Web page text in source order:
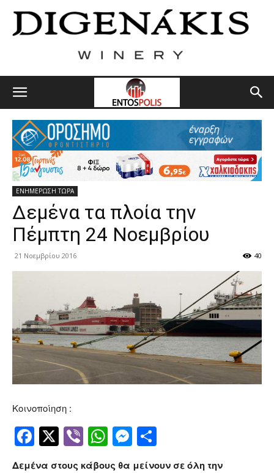
ΕΝΗΜΕΡΩΣΗ ΤΩΡΑ
Δεμένα τα πλοία την
Πέμπτη 24 Νοεμβρίου
21 Νοεμβρίου 2016 40
Κοινοποίηση :
Facebook
Twitter
ViberWhatsApp
Messenger
Δεμένα στους κάβους θα μείνουν σε όλη την